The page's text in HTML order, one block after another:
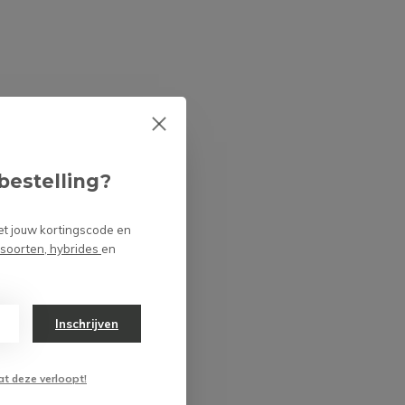
jouw kortingscode en
hybrides en
Inschrijven
deze verloopt!